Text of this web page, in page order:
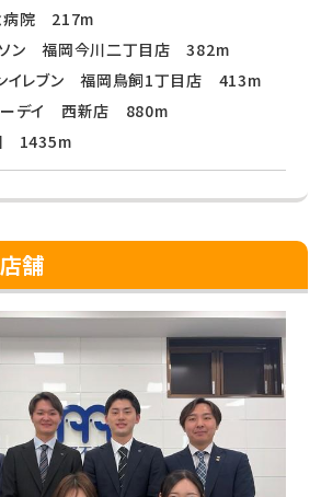
病院 217m
ソン 福岡今川二丁目店 382m
イレブン 福岡鳥飼1丁目店 413m
ーデイ 西新店 880m
1435m
舗